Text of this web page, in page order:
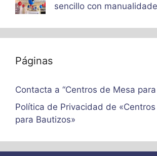
sencillo con
Páginas
Contacta a “Centros de Mesa
Política de Privacidad de
para Bautizos»